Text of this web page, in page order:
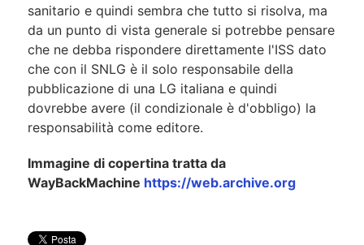
sanitario e quindi sembra che tutto si risolva, ma
da un punto di vista generale si potrebbe pensare
che ne debba rispondere direttamente l'ISS dato
che con il SNLG è il solo responsabile della
pubblicazione di una LG italiana e quindi
dovrebbe avere (il condizionale è d'obbligo) la
responsabilità come editore.
Immagine di copertina tratta da
WayBackMachine https://web.archive.org